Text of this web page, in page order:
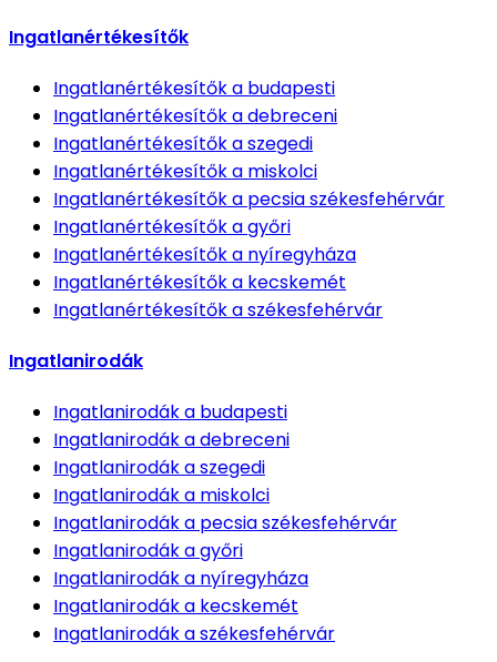
Ingatlanértékesítők
Ingatlanértékesítőka budapesti
Ingatlanértékesítőka debreceni
Ingatlanértékesítőka szegedi
Ingatlanértékesítőka miskolci
Ingatlanértékesítőka pecsia székesfehérvár
Ingatlanértékesítőka győri
Ingatlanértékesítőka nyíregyháza
Ingatlanértékesítőka kecskemét
Ingatlanértékesítőka székesfehérvár
Ingatlanirodák
Ingatlanirodáka budapesti
Ingatlanirodáka debreceni
Ingatlanirodáka szegedi
Ingatlanirodáka miskolci
Ingatlanirodáka pecsia székesfehérvár
Ingatlanirodáka győri
Ingatlanirodáka nyíregyháza
Ingatlanirodáka kecskemét
Ingatlanirodáka székesfehérvár